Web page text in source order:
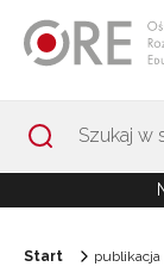
Start publikacja